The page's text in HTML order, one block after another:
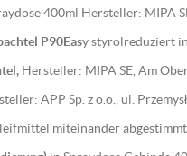
400ml Hersteller: MIPA
P90Easy styrolreduziert
Hersteller: MIPA SE, Am
APP Sp. z o.o., ul.
miteinander